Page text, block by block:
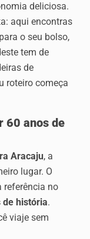
deliciosa.
aqui encontras
o seu bolso,
tem de
de
roteiro começa
60 anos de
Aracaju, a
lugar. O
referência no
de história.
viaje sem